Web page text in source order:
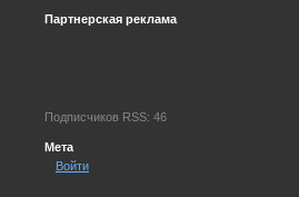
Партнерская реклама
Подписчиков RSS: 46
Мета
Войти